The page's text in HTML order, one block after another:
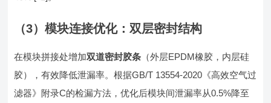
（3）模块连接优化：双层密封结构
在模块拼接处增加双道密封胶条 （外层EPDM橡胶，内层硅
胶），有效降低泄漏率。根据GB/T 13554-2020《高效空气过
滤器》附录C的检漏方法，优化后模块间泄漏率从0.5%降至